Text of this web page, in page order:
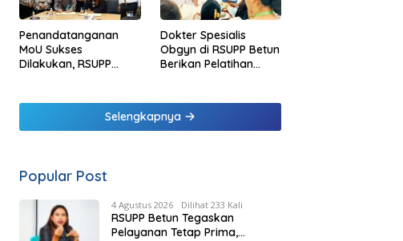
Penandatanganan
MoU Sukses
Dilakukan, RSUPP
Ngoerah
Dokter Spesialis
Obgyn di RSUPP Betun
Berikan Pelatihan
Persalinan Bagi
Tenaga Kesehatan di
Selengkapnya
Popular Post
4 Agustus 2026 Dilihat 233 Kali
RSUPP Betun Tegaskan
Pelayanan Tetap Prima,